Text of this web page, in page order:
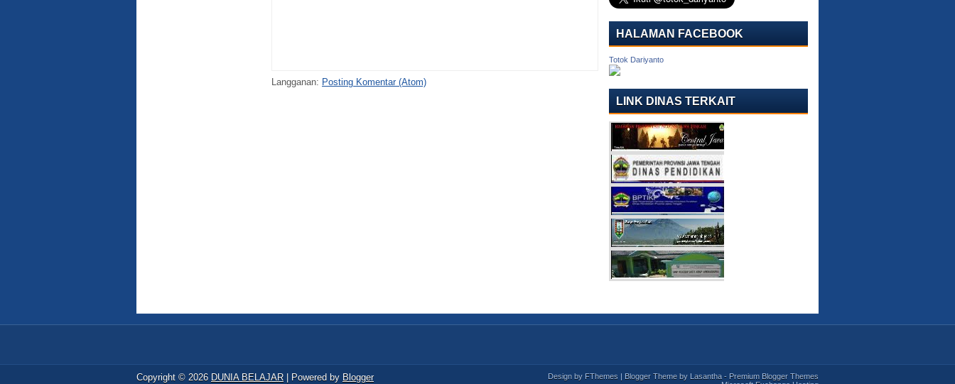
Langganan: Posting Komentar (Atom)
HALAMAN FACEBOOK
Totok Dariyanto
LINK DINAS TERKAIT
Copyright © 2026 DUNIA BELAJAR | Powered by Blogger Design by FThemes | Blogger Theme by Lasantha - Premium Blogger Themes